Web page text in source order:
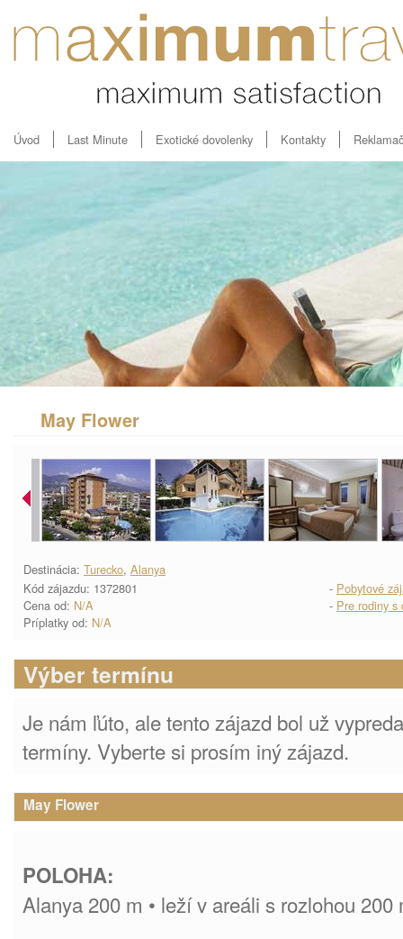
Úvod Last Minute Exotické dovolenky Kontakty
May Flower
Destinácia: Turecko, Alanya
Kód zájazdu: 1372801
Cena od: N/A
Príplatky od: N/A
- Pobytové
- Pre rodiny s
Výber termínu
Je nám ľúto, ale tento zájazd bol už
termíny. Vyberte si prosím iný zájazd.
May Flower
POLOHA:
Alanya 200 m • leží v areáli s rozlohou 200